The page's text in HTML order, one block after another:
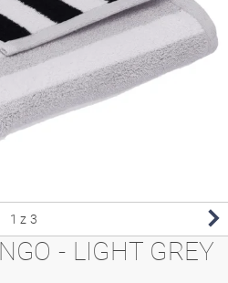
1 z 3
- LIGHT GREY